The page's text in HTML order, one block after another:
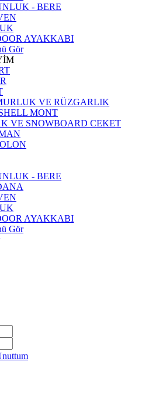
- BERE
AYAKKABI
Gör
VE RÜZGARLIK
MONT
VE SNOWBOARD CEKET
- BERE
AYAKKABI
Gör